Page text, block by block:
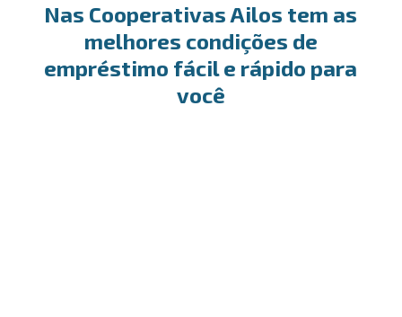
Nas Cooperativas Ailos tem as
melhores condições de
empréstimo fácil e rápido para
você